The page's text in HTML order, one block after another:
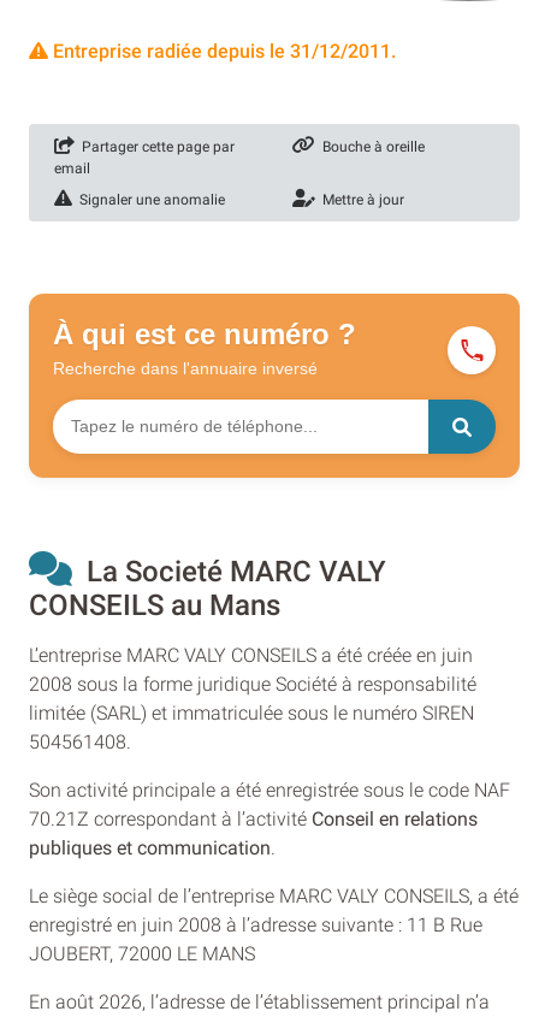
Entreprise radiée depuis le 31/12/2011.
Partager cette page par
email
Bouche à oreille
Signaler une anomalie Mettre à jour
À qui est ce numéro ?
Recherche dans l'annuaire inversé
La Societé MARC VALY
CONSEILS au Mans
L’entreprise MARC VALY CONSEILS a été créée en juin
2008 sous la forme juridique Société à responsabilité
limitée (SARL) et immatriculée sous le numéro SIREN
504561408.
Son activité principale a été enregistrée sous le code NAF
70.21Z correspondant à l’activité Conseil en relations
publiques et communication
Le siège social de l’entreprise MARC VALY CONSEILS, a été
enregistré en juin 2008 à l’adresse suivante : 11 B Rue
JOUBERT, 72000 LE MANS
En août 2026, l’adresse de l’établissement principal n’a